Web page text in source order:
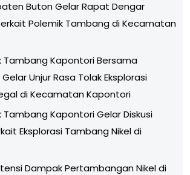
Buton Gelar Rapat Dengar
Polemik Tambang di Kecamatan
Tambang Kapontori Bersama
Unjur Rasa Tolak Eksplorasi
di Kecamatan Kapontori
Tambang Kapontori Gelar Diskusi
Eksplorasi Tambang Nikel di
Dampak Pertambangan Nikel di